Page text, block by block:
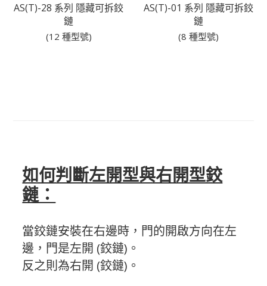
AS(T)-28 系列 隱藏可拆鉸
鏈
(12 種型號)
AS(T)-01 系列 隱藏可拆鉸
鏈
(8 種型號)
如何判斷左開型與右開型鉸
鏈：
當鉸鏈安裝在右邊時，門的開啟方向在左
邊，門是左開 (鉸鏈)。
反之則為右開 (鉸鏈)。